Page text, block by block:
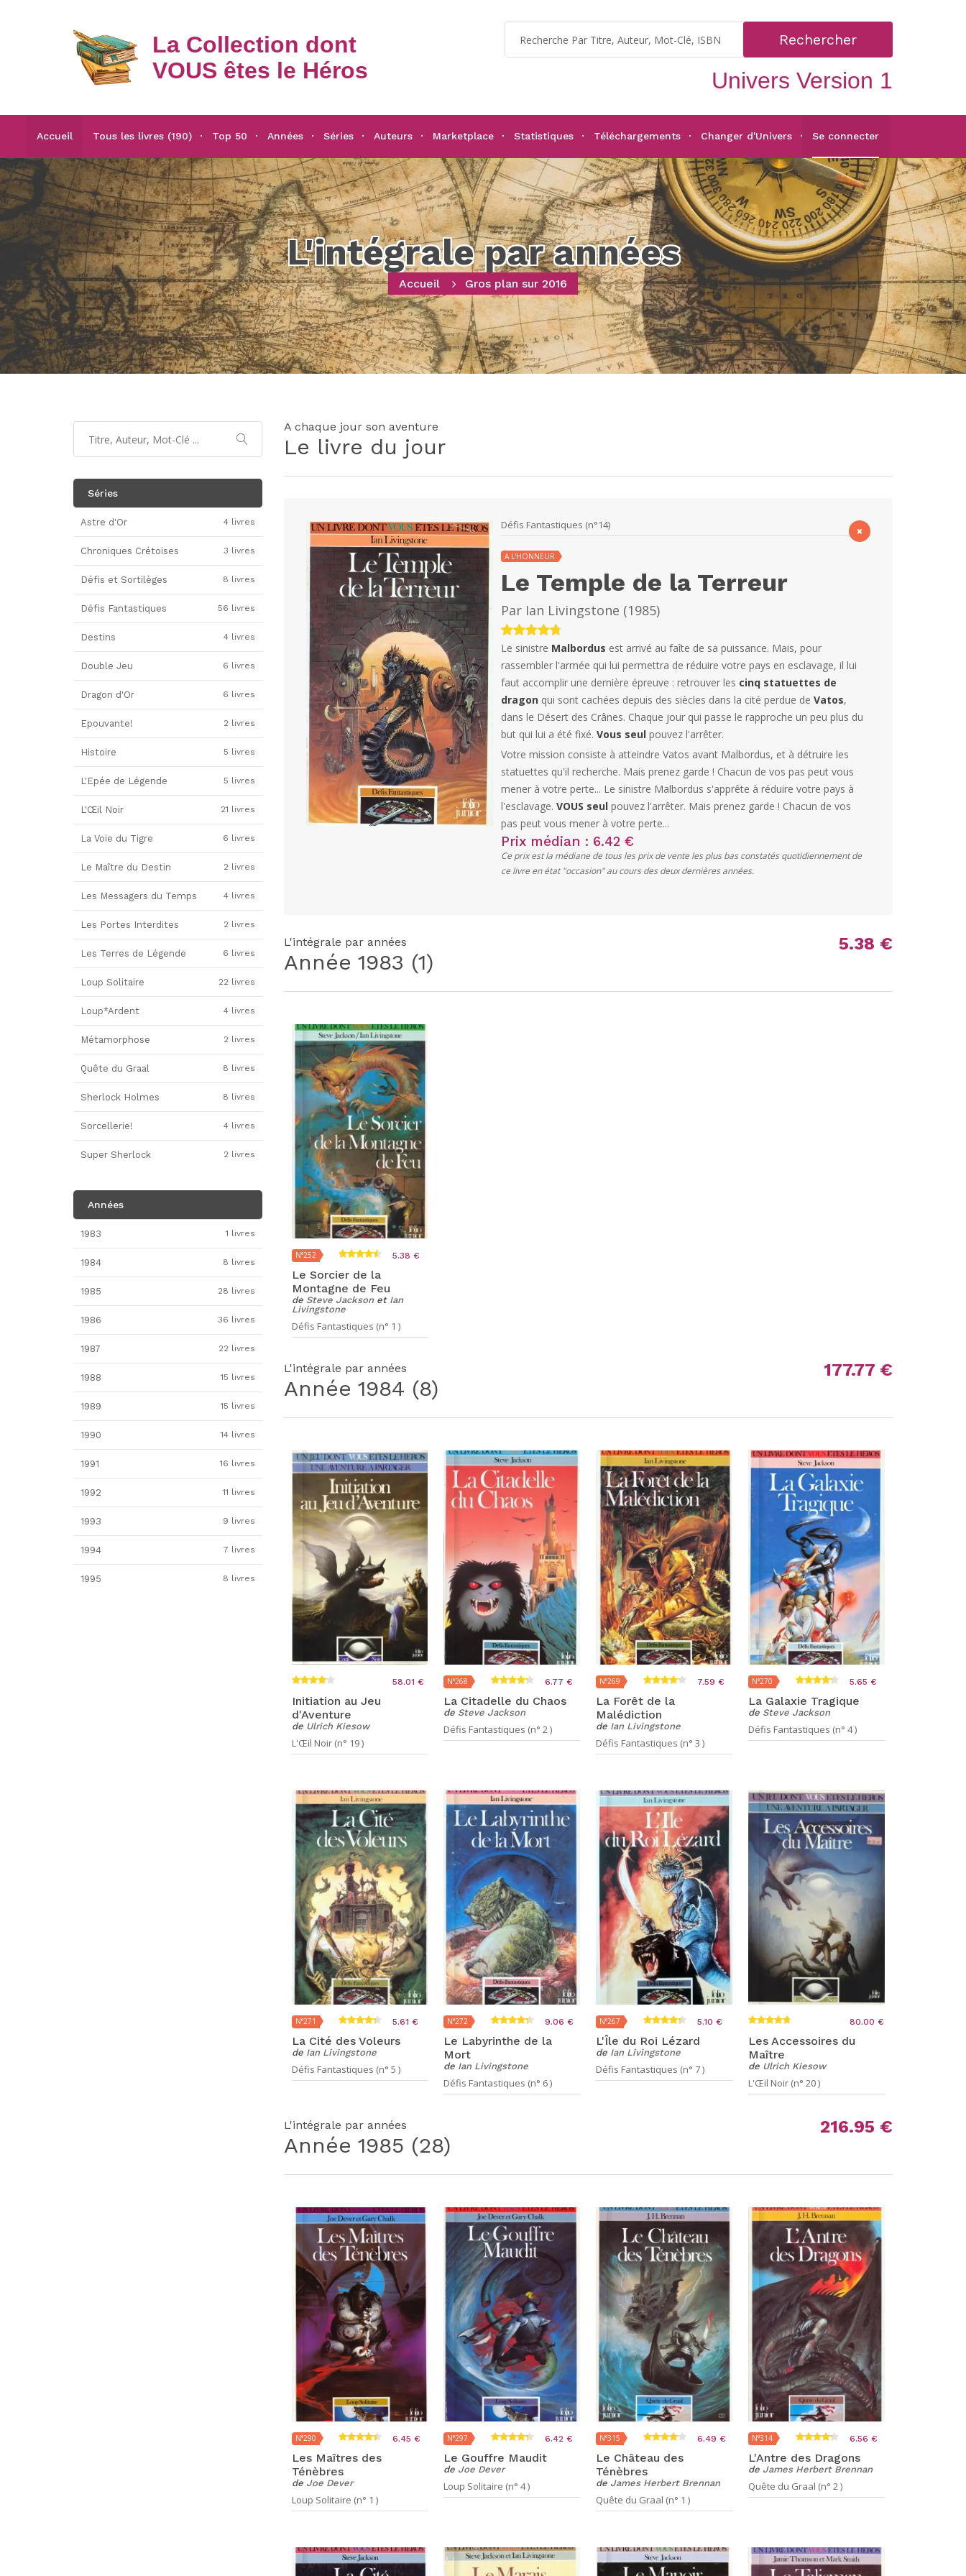
La Collection dont
VOUS êtes le Héros
Rechercher
Univers Version 1
Accueil Tous les livres (190) Top 50 Années Séries Auteurs Marketplace Statistiques Téléchargements Changer d'Univers Se connecter
L'intégrale par années
Accueil Gros plan sur 2016
A chaque jour son aventure
Le livre du jour
×
Défis Fantastiques (n°14)
A L'HONNEUR
Le Temple de la Terreur
Par Ian Livingstone (1985)
Le sinistre Malbordus est arrivé au faîte de sa puissance. Mais, pour
rassembler l'armée qui lui permettra de réduire votre pays en esclavage, il lui
faut accomplir une dernière épreuve : retrouver les cinq statuettes de
dragon qui sont cachées depuis des siècles dans la cité perdue deVatos,
dans le Désert des Crânes. Chaque jour qui passe le rapproche un peu plus du
but qui lui a été fixé.Vous seul pouvez l'arrêter.
Votre mission consiste à atteindre Vatos avant Malbordus, et à détruire les
statuettes qu'il recherche. Mais prenez garde ! Chacun de vos pas peut vous
mener à votre perte... Le sinistre Malbordus s'apprête à réduire votre pays à
l'esclavage.VOUS seul pouvez l'arrêter. Mais prenez garde ! Chacun de vos
pas peut vous mener à votre perte...
Prix médian : 6.42 €
Ce prix est la médiane de tous les prix de vente les plus bas constatés quotidiennement de
ce livre en état "occasion" au cours des deux dernières années.
L'intégrale par années
Année 1983 (1)
5.38 €
N°252 5.38 €
Le Sorcier de la
Montagne de Feu
de Steve Jacksonet Ian
Livingstone
Défis Fantastiques (n° 1 )
L'intégrale par années
Année 1984 (8)
177.77 €
58.01 €
Initiation au Jeu
d'Aventure
de Ulrich Kiesow
L'Œil Noir (n° 19 )
N°268 6.77 €
La Citadelle du Chaos
de Steve Jackson
Défis Fantastiques (n° 2 )
N°269 7.59 €
La Forêt de la
Malédiction
de Ian Livingstone
Défis Fantastiques (n° 3 )
N°270 5.65 €
La Galaxie Tragique
de Steve Jackson
Défis Fantastiques (n° 4 )
N°271 5.61 €
La Cité des Voleurs
de Ian Livingstone
Défis Fantastiques (n° 5 )
N°272 9.06 €
Le Labyrinthe de la
Mort
de Ian Livingstone
Défis Fantastiques (n° 6 )
N°267 5.10 €
L'Île du Roi Lézard
de Ian Livingstone
Défis Fantastiques (n° 7 )
80.00 €
Les Accessoires du
Maître
de Ulrich Kiesow
L'Œil Noir (n° 20 )
L'intégrale par années
Année 1985 (28)
216.95 €
N°290 6.45 €
Les Maîtres des
Ténèbres
de Joe Dever
Loup Solitaire (n° 1 )
N°297 6.42 €
Le Gouffre Maudit
de Joe Dever
Loup Solitaire (n° 4 )
N°315 6.49 €
Le Château des
Ténèbres
de James Herbert Brennan
Quête du Graal (n° 1 )
N°314 6.56 €
L'Antre des Dragons
de James Herbert Brennan
Quête du Graal (n° 2 )
Séries
Astre d'Or 4 livres
Chroniques Crétoises 3 livres
Défis et Sortilèges 8 livres
Défis Fantastiques 56 livres
Destins 4 livres
Double Jeu 6 livres
Dragon d'Or 6 livres
Epouvante! 2 livres
Histoire 5 livres
L'Epée de Légende 5 livres
L'Œil Noir 21 livres
La Voie du Tigre 6 livres
Le Maître du Destin 2 livres
Les Messagers du Temps 4 livres
Les Portes Interdites 2 livres
Les Terres de Légende 6 livres
Loup Solitaire 22 livres
Loup*Ardent 4 livres
Métamorphose 2 livres
Quête du Graal 8 livres
Sherlock Holmes 8 livres
Sorcellerie! 4 livres
Super Sherlock 2 livres
Années
1983 1 livres
1984 8 livres
1985 28 livres
1986 36 livres
1987 22 livres
1988 15 livres
1989 15 livres
1990 14 livres
1991 16 livres
1992 11 livres
1993 9 livres
1994 7 livres
1995 8 livres